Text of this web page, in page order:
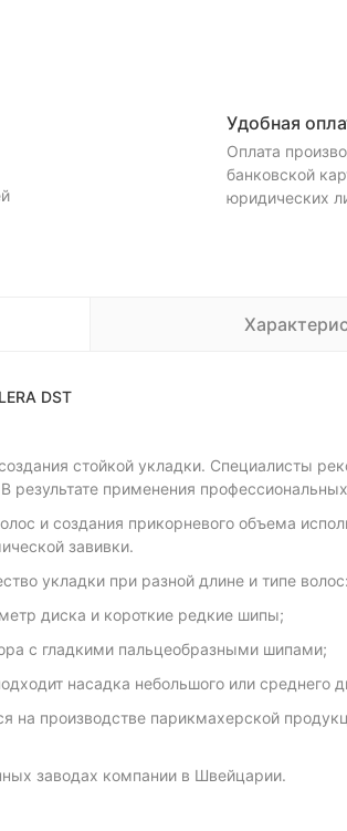
Удобная
Оплата
банковской
юридических
DST
стойкой укладки. Специалисты
применения
и создания прикорневого объема
завивки.
укладки при разной длине и типе волос:
диска и короткие редкие шипы;
с гладкими пальцеобразными шипами;
насадка небольшого или
на производстве парикмахерской
заводах компании в Швейцарии.